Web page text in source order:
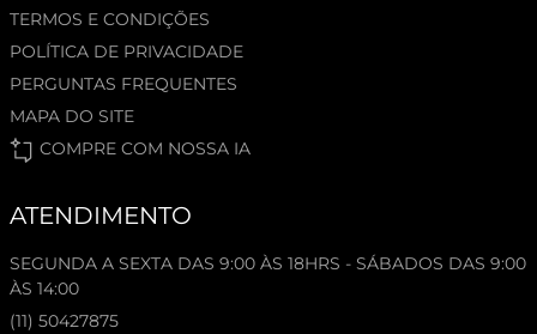
TERMOS E CONDIÇÕES
POLÍTICA DE PRIVACIDADE
PERGUNTAS FREQUENTES
MAPA DO SITE
COMPRE COM NOSSA IA
ATENDIMENTO
SEGUNDA A SEXTA DAS 9:00 ÀS 18HRS - SÁBADOS DAS 9:00
ÀS 14:00
(11) 50427875